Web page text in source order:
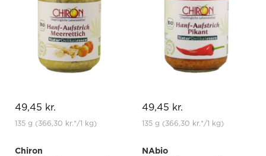
49,45 kr.
135 g (366,30 kr.*/1 kg)
49,45 kr.
135 g (366,30 kr.*/1 kg)
Chiron
NAbio